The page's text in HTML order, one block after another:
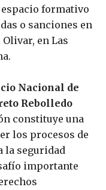
formativo
o sanciones en
en Las
Nacional de
Rebolledo
constituye una
los procesos de
la seguridad
importante